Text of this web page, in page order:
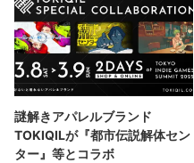
謎解きアパレルブランド
TOKIQILが『都市伝説解体セン
ター』等とコラボ